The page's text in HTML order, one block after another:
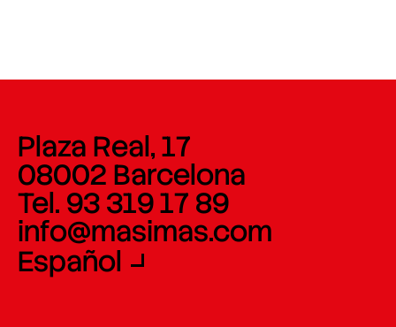
Plaza Real, 17
08002 Barcelona
Tel. 93 319 17 89
info@masimas.com
Español